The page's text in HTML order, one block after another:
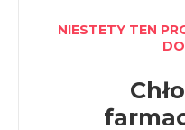
NIESTETY TEN